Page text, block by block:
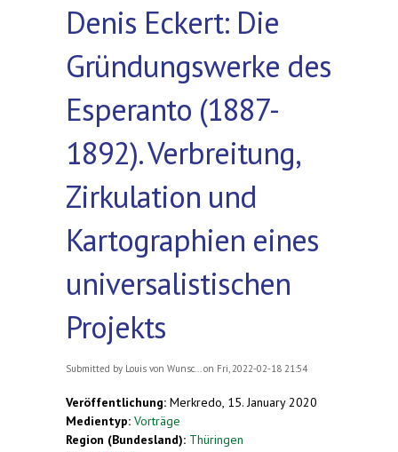
Denis Eckert: Die
Gründungswerke des
Esperanto (1887-
1892). Verbreitung,
Zirkulation und
Kartographien eines
universalistischen
Projekts
Submitted by Louis von Wunsc... on Fri, 2022-02-18 21:54
Veröffentlichung: Merkredo, 15. January 2020
Medientyp: Vorträge
Region (Bundesland): Thüringen